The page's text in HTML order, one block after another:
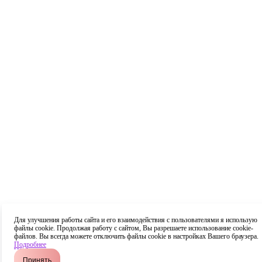
Для улучшения работы сайта и его взаимодействия с пользователями я использую
файлы cookie. Продолжая работу с сайтом, Вы разрешаете использование cookie-
файлов. Вы всегда можете отключить файлы cookie в настройках Вашего браузера.
Подробнее